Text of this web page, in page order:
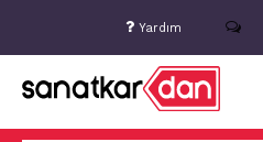
Yardım